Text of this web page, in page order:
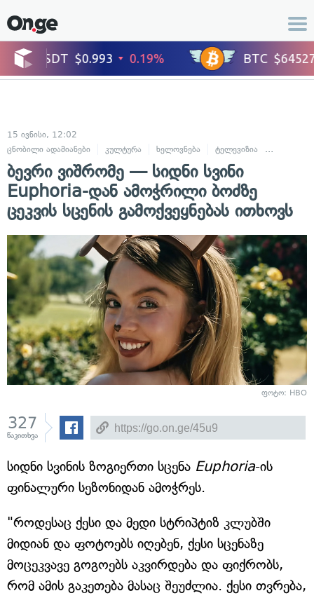
15 ივნისი, 12:02
ცნობილი ადამიანები
კულტურა ხელოვნება ტელევიზია
ბევრი ვიშრომე — სიდნი სვინი
Euphoria-დან ამოჭრილი ბოძზე
ცეკვის სცენის გამოქვეყნებას ითხოვს
ფოტო: HBO
327
წაკითხვა
სიდნი სვინის ზოგიერთი სცენა Euphoria-ის
ფინალური სეზონიდან ამოჭრეს.
"როდესაც ქესი და მედი სტრიპტიზ კლუბში
მიდიან და ფოტოებს იღებენ, ქესი სცენაზე
მოცეკვავე გოგოებს აკვირდება და ფიქრობს,
რომ ამის გაკეთება მასაც შეუძლია. ქესი თვრება,